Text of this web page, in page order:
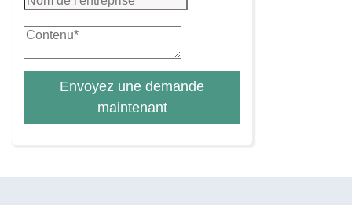
Envoyez une demande
maintenant